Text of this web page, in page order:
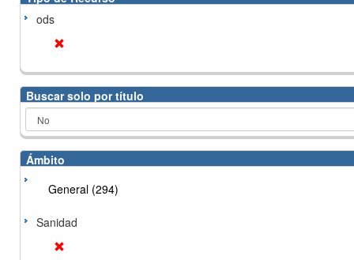
ods
Buscar solo por título
Ámbito
General (294)
Sanidad